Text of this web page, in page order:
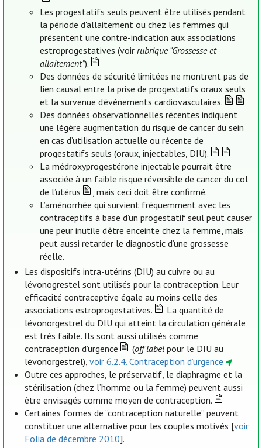
Les progestatifs seuls peuvent être utilisés pendant
la période d'allaitement ou chez les femmes qui
présentent une contre-indication aux associations
estroprogestatives (voirrubrique “Grossesse et
allaitement”).
Des données de sécurité limitées ne montrent pas de
lien causal entre la prise de progestatifs oraux seuls
et la survenue d’événements cardiovasculaires.
Des données observationnelles récentes indiquent
une légère augmentation du risque de cancer du sein
en cas d’utilisation actuelle ou récente de
progestatifs seuls (oraux, injectables, DIU).
La médroxyprogestérone injectable pourrait être
associée à un faible risque réversible de cancer du col
de l’utérus
, mais ceci doit être confirmé.
L’aménorrhée qui survient fréquemment avec les
contraceptifs à base d’un progestatif seul peut causer
une peur inutile d’être enceinte chez la femme, mais
peut aussi retarder le diagnostic d’une grossesse
réelle.
Les dispositifs intra-utérins (DIU) au cuivre ou au
lévonogrestel sont utilisés pour la contraception. Leur
efficacité contraceptive égale au moins celle des
associations estroprogestatives.
La quantité de
lévonorgestrel du DIU qui atteint la circulation générale
est très faible. Ils sont aussi utilisés comme
contraception d’urgence
(off labelpour le DIU au
lévonorgestrel),voir 6.2.4. Contraception d’urgence
Outre ces approches, le préservatif, le diaphragme et la
stérilisation (chez l’homme ou la femme) peuvent aussi
être envisagés comme moyen de contraception.
Certaines formes de “contraception naturelle” peuvent
constituer une alternative pour les couples motivés [voir
Folia de décembre 2010].